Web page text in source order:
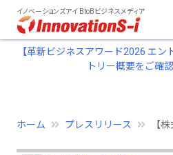
イノベーションズアイ BtoBビジネスメディア
【革新ビジネスアワード2026 エ
トリー概要をご確
ホーム プレスリリース 【